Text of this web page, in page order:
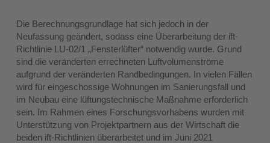
Die Berechnungsgrundlage hat sich jedoch in der
Neufassung geändert, sodass eine Überarbeitung der ift-
Richtlinie LU-02/1 „Fensterlüfter“ notwendig wurde. Grund
sind die veränderten errechneten Luftvolumenströme
aufgrund der veränderten Randbedingungen. In vielen Fällen
wird für eingeschossige Wohnungen im Sanierungsfall und
im Neubau eine lüftungstechnische Maßnahme erforderlich
sein. Im Rahmen eines Forschungsvorhabens wurden mit
Unterstützung von Projektpartnern aus der Wirtschaft die
beiden ift-Richtlinien überarbeitet und im Juni 2021